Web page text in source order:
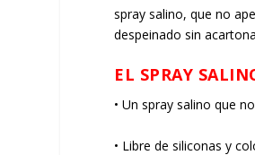
spray salino, que no
despeinado sin
EL SPRAY
• Un spray salino que
• Libre de siliconas y